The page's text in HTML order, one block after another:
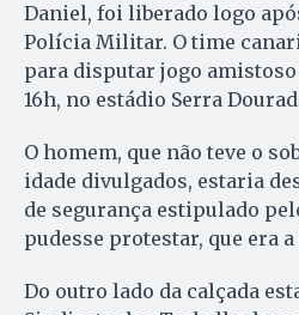
Daniel, foi liberado logo
Polícia Militar. O time
para disputar jogo amistoso
16h, no estádio Serra
O homem, que não teve o
idade divulgados, estaria
de segurança estipulado
pudesse protestar, que era
Do outro lado da calçada